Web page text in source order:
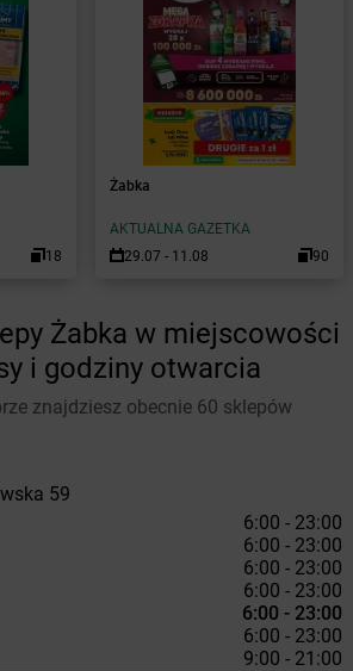
18
Żabka
AKTUALNA GAZETKA
29.07 - 11.08
90
Żabka w miejscowości
i godziny otwarcia
znajdziesz obecnie 60 sklepów
59
6:00 - 23:00
6:00 - 23:00
6:00 - 23:00
6:00 - 23:00
6:00 - 23:00
6:00 - 23:00
9:00 - 21:00